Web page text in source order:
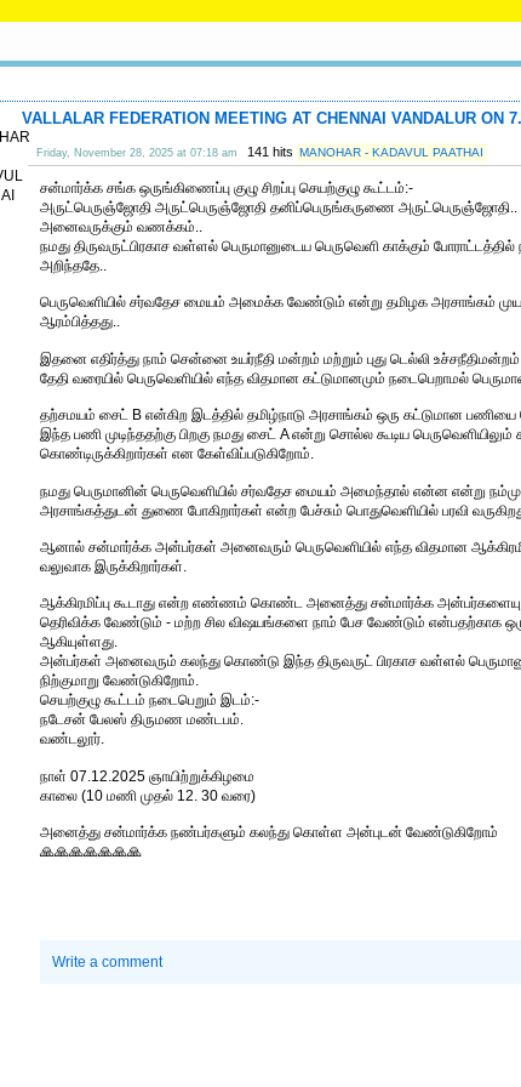
VALLALAR FEDERATION MEETING AT CHENNAI VANDALUR ON
Friday, November 28, 2025 at 07:18 am 141 hits MANOHAR - KADAVUL PAATHAI
சன்மார்க்க சங்க ஒருங்கிணைப்பு குழு சிறப்பு செயற்குழு கூட்டம்:-
அருட்பெருஞ்ஜோதி அருட்பெருஞ்ஜோதி தனிப்பெருங்கருணை அருட்பெருஞ்ஜோதி..
அனைவருக்கும் வணக்கம்..
நமது திருவருட்பிரகாச வள்ளல் பெருமானுடைய பெருவெளி காக்கும்
அறிந்ததே..
பெருவெளியில் சர்வதேச மையம் அமைக்க வேண்டும் என்று தமிழக அரசாங்கம்
ஆரம்பித்தது..
இதனை எதிர்த்து நாம் சென்னை உயர்நீதி மன்றம் மற்றும் புது டெல்லி
தேதி வரையில் பெருவெளியில் எந்த விதமான கட்டுமானமும் நடைபெறாமல்
தற்சமயம் சைட் B என்கிற இடத்தில் தமிழ்நாடு அரசாங்கம் ஒரு கட்டுமான பணியை
இந்த பணி முடிந்ததற்கு பிறகு நமது சைட் A என்று சொல்ல கூடிய
கொண்டிருக்கிறார்கள் என கேள்விப்படுகிறோம்.
நமது பெருமானின் பெருவெளியில் சர்வதேச மையம் அமைந்தால் என்ன என்று
அரசாங்கத்துடன் துணை போகிறார்கள் என்ற பேச்சும் பொதுவெளியில் பரவி
ஆனால் சன்மார்க்க அன்பர்கள் அனைவரும் பெருவெளியில் எந்த விதமான
வலுவாக இருக்கிறார்கள்.
ஆக்கிரமிப்பு கூடாது என்ற எண்ணம் கொண்ட அனைத்து சன்மார்க்க
தெரிவிக்க வேண்டும் - மற்ற சில விஷயங்களை நாம் பேச வேண்டும் என்பதற்காக ஒரு
ஆகியுள்ளது.
அன்பர்கள் அனைவரும் கலந்து கொண்டு இந்த திருவருட் பிரகாச வள்ளல்
நிற்குமாறு வேண்டுகிறோம்.
செயற்குழு கூட்டம் நடைபெறும் இடம்:-
நடேசன் பேலஸ் திருமண மண்டபம்.
வண்டலூர்.
நாள் 07.12.2025 ஞாயிற்றுக்கிழமை
காலை (10 மணி முதல் 12. 30 வரை)
அனைத்து சன்மார்க்க நண்பர்களும் கலந்து கொள்ள அன்புடன் வேண்டுகிறோம்
🙏🙏🙏🙏🙏🙏🙏
Write a comment